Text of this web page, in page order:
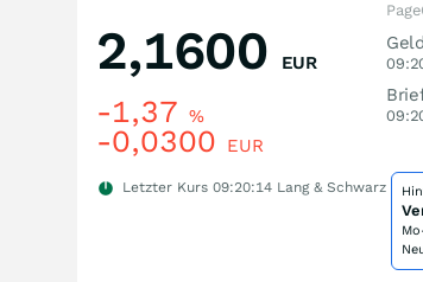
2,1600 EUR
-1,37 %
-0,0300 EUR
Letzter Kurs 09:20:14 Lang & Schwarz